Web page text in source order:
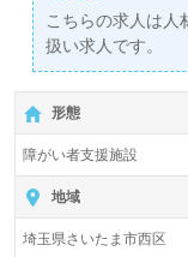
こちらの求人は人
扱い求人です。
詳細に関してお気
【無料】で皆さん
形態
障がい者支援施設
地域
埼玉県さいたま市西区